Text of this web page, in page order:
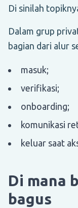
Di sinilah
Dalam grup
bagian dari alur
masuk;
verifikasi;
onboarding;
komunikasi
keluar saat
Di mana
bagus